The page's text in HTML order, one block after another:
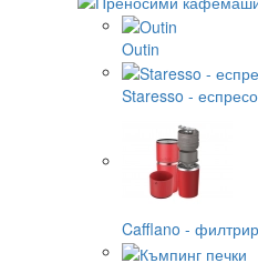
Outin
Staresso - еспресо
Cafflano -